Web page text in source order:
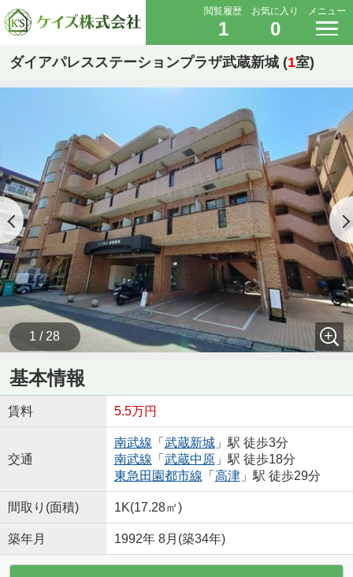
閲覧履歴
1
お気に入り
0
メニュー
ダイアパレスステーションプラザ武蔵新城 (1室)
1 / 28
基本情報
賃料 5.5万円
交通
南武線 「 武蔵新城」駅 徒歩3分
南武線 「 武蔵中原」駅 徒歩18分
東急田園都市線 「 高津」駅 徒歩29分
間取り(面積) 1K(17.28㎡)
築年月 1992年 8月(築34年)